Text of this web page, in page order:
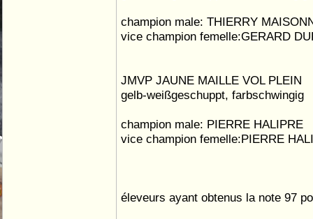
champion male: THIERRY
vice champion femelle:GERARD
JMVP JAUNE MAILLE VOL PLEIN
gelb-weißgeschuppt, farbschwingig
champion male: PIERRE HALIPRE
vice champion femelle:PIERRE
éleveurs ayant obtenus la note 97